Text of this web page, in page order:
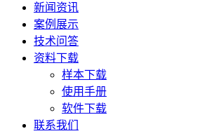
新闻资讯
案例展示
技术问答
资料下载
样本下载
使用手册
软件下载
联系我们